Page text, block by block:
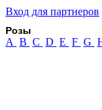
Вход для партнеров
Розы
A B C D E F G